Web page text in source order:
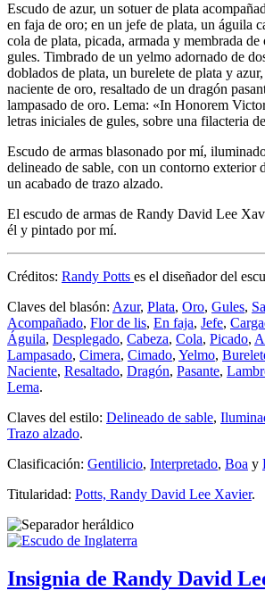
Escudo de azur, un sotuer de plata
en faja de oro; en un jefe de plata, un águila
cola de plata, picada, armada y membrada de
gules. Timbrado de un yelmo adornado de
doblados de plata, un burelete de plata y
naciente de oro, resaltado de un dragón
lampasado de oro. Lema: «In Honorem
letras iniciales de gules, sobre una filacteria
Escudo de armas blasonado por mí,
delineado de sable, con un contorno exterior
un acabado de trazo alzado.
El escudo de armas de Randy David Lee
él y pintado por mí.
Créditos: Randy Potts es el diseñador del
Claves del blasón: Azur, Plata, Oro, Gules,
Acompañado, Flor de lis, En faja, Jefe,
Águila, Desplegado, Cabeza, Cola, Picado,
Lampasado, Cimera, Cimado, Yelmo,
Naciente, Resaltado, Dragón, Pasante,
Lema.
Claves del estilo: Delineado de sable,
Trazo alzado.
Clasificación: Gentilicio, Interpretado, Boa y
Titularidad: Potts, Randy David Lee Xavier.
Insignia de Randy David